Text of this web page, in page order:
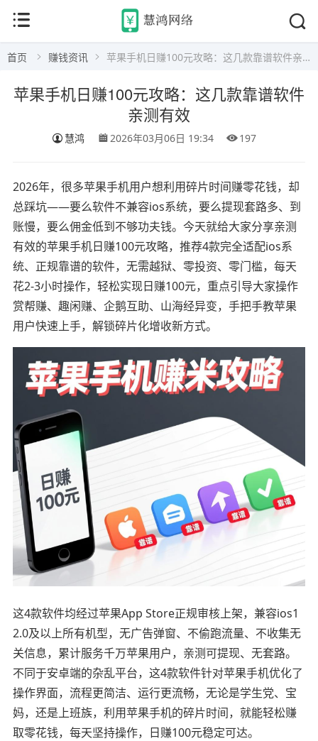
首页 赚钱资讯 苹果手机日赚100元攻略：这几款靠谱软件亲测有效
苹果手机日赚100元攻略：这几款靠谱软件
亲测有效
慧鸿 2026年03月06日 19:34 197
2026年，很多苹果手机用户想利用碎片时间赚零花钱，却
总踩坑——要么软件不兼容ios系统，要么提现套路多、到
账慢，要么佣金低到不够功夫钱。今天就给大家分享亲测
有效的苹果手机日赚100元攻略，推荐4款完全适配ios系
统、正规靠谱的软件，无需越狱、零投资、零门槛，每天
花2-3小时操作，轻松实现日赚100元，重点引导大家操作
赏帮赚、趣闲赚、企鹅互助、山海经异变，手把手教苹果
用户快速上手，解锁碎片化增收新方式。
这4款软件均经过苹果App Store正规审核上架，兼容ios1
2.0及以上所有机型，无广告弹窗、不偷跑流量、不收集无
关信息，累计服务千万苹果用户，亲测可提现、无套路。
不同于安卓端的杂乱平台，这4款软件针对苹果手机优化了
操作界面，流程更简洁、运行更流畅，无论是学生党、宝
妈，还是上班族，利用苹果手机的碎片时间，就能轻松赚
取零花钱，每天坚持操作，日赚100元稳定可达。